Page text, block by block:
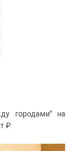
городами" на
₽.